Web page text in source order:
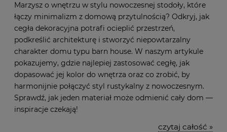
Marzysz o wnętrzu w stylu nowoczesnej stodoły, które
łączy minimalizm z domową przytulnością? Odkryj, jak
cegła dekoracyjna potrafi ocieplić przestrzeń,
podkreślić architekturę i stworzyć niepowtarzalny
charakter domu typu barn house. W naszym artykule
pokazujemy, gdzie najlepiej zastosować cegłę, jak
dopasować jej kolor do wnętrza oraz co zrobić, by
harmonijnie połączyć styl rustykalny z nowoczesnym.
Sprawdź, jak jeden materiał może odmienić cały dom —
inspiracje czekają!
czytaj całość »